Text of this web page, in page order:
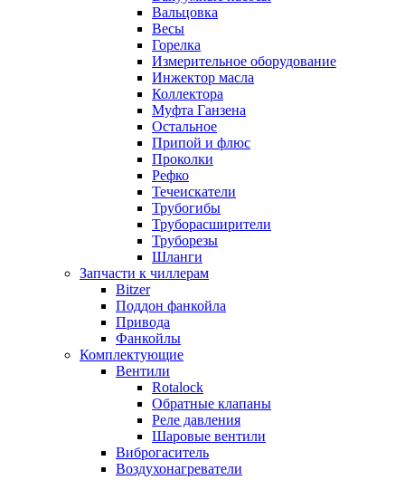
Вальцовка
Весы
Горелка
Измерительное оборудование
Инжектор масла
Коллектора
Муфта Ганзена
Остальное
Припой и флюс
Проколки
Рефко
Течеискатели
Трубогибы
Труборасширители
Труборезы
Шланги
Запчасти к чиллерам
Bitzer
Поддон фанкойла
Привода
Фанкойлы
Комплектующие
Вентили
Rotalock
Обратные клапаны
Реле давления
Шаровые вентили
Виброгаситель
Воздухонагреватели